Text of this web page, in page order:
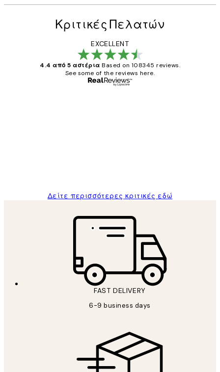
Κριτικές Πελατών
EXCELLENT
4.4 από 5 αστέρια Based on 108345 reviews.
See some of the reviews here.
Δείτε περισσότερες κριτικές εδώ
FAST DELIVERY
6-9 business days